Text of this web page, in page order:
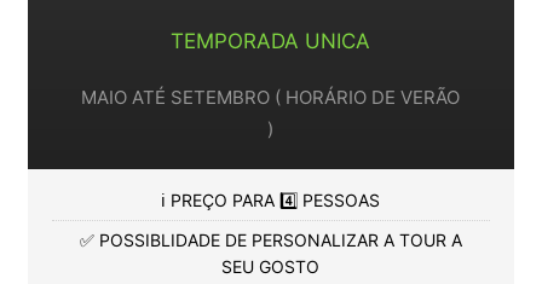
TEMPORADA UNICA
MAIO ATÉ SETEMBRO ( HORÁRIO DE VERÃO
)
ℹ️ PREÇO PARA 4️⃣ PESSOAS
✅ POSSIBLIDADE DE PERSONALIZAR A TOUR A
SEU GOSTO